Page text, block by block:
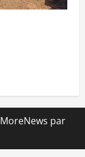
MoreNews par